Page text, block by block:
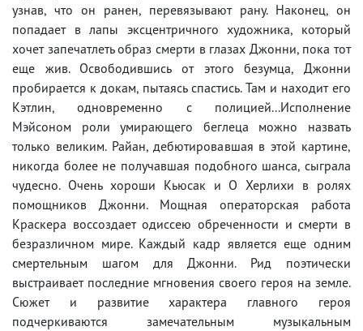
узнав, что он ранен, перевязывают рану. Наконец, он
попадает в лапы эксцентричного художника, который
хочет запечатлеть образ смерти в глазах Джонни, пока тот
еще жив. Освободившись от этого безумца, Джонни
пробирается к докам, пытаясь спастись. Там и находит его
Кэтлин, одновременно с полицией...Исполнение
Мэйсоном роли умирающего беглеца можно назвать
только великим. Райан, дебютировавшая в этой картине,
никогда более не получавшая подобного шанса, сыграла
чудесно. Очень хороши Кьюсак и О Херлихи в ролях
помощников Джонни. Мощная операторская работа
Краскера воссоздает одиссею обреченности и смерти в
безразличном мире. Каждый кадр является еще одним
смертельным шагом для Джонни. Рид поэтически
выстраивает последние мгновения своего героя на земле.
Сюжет и развитие характера главного героя
подчеркиваются замечательным музыкальным